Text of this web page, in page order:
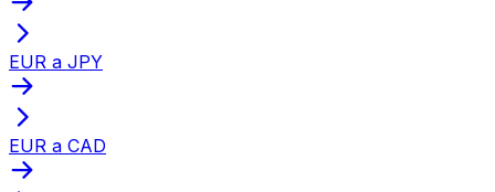
EUR a JPY
EUR a CAD